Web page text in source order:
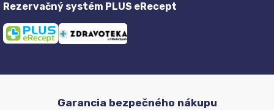
Rezervačný systém PLUS eRecept
Garancia bezpečného nákupu